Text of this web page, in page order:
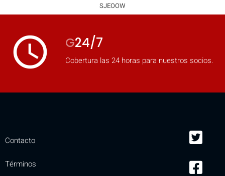
SJEOOW
access_time G24/7
Cobertura las 24 horas para nuestros socios.
Contacto
Términos